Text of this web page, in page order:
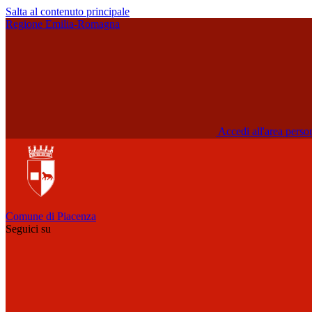
Salta al contenuto principale
Regione Emilia-Romagna
Accedi all'area
Comune di Piacenza
Seguici su